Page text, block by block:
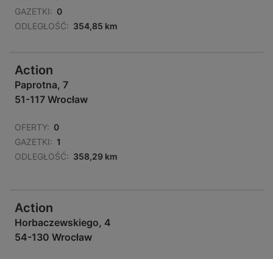
GAZETKI: 0
ODLEGŁOŚĆ: 354,85 km
Action
Paprotna, 7
51-117 Wrocław
OFERTY: 0
GAZETKI: 1
ODLEGŁOŚĆ: 358,29 km
Action
Horbaczewskiego, 4
54-130 Wrocław